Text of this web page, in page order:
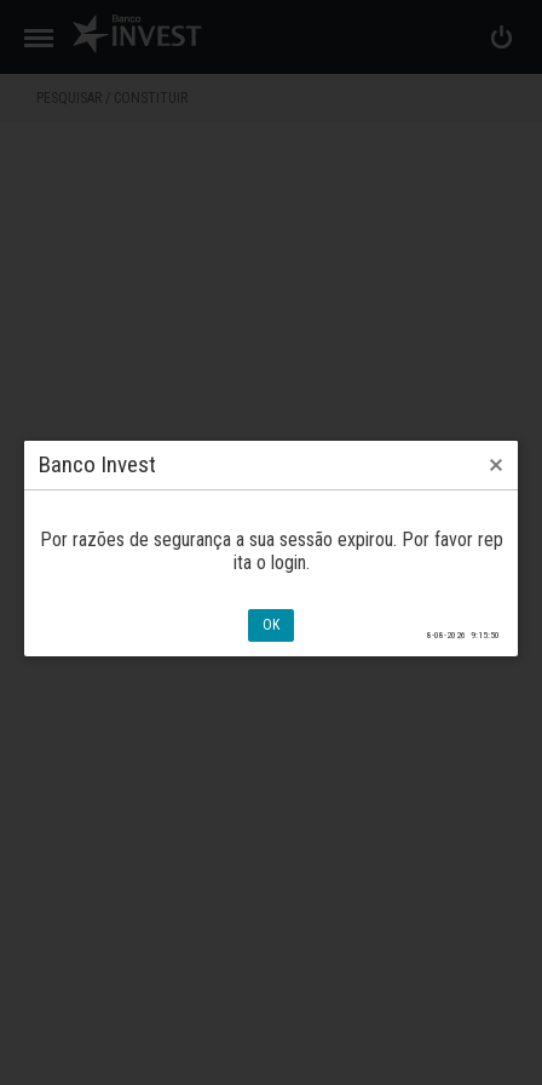
PESQUISAR / CONSTITUIR
Banco Invest
Por razões de segurança a sua sessão expirou. Por favor rep
ita o login.
OK
8-08-2026 9:15:50